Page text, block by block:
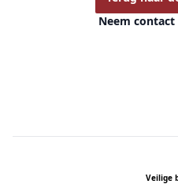
Neem
Veilige